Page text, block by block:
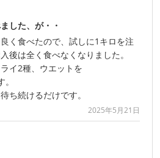
した、が・・
く食べたので、試しに1キロを注
後は全く食べなくなりました。
イ2種、ウエットを
ち続けるだけです。
2025年5月21日